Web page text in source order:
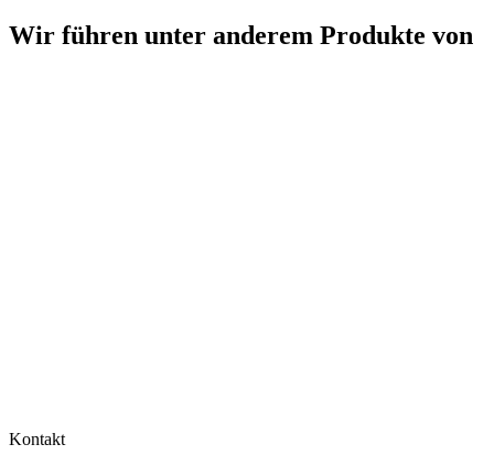
Wir führen unter anderem Produkte von
Kontakt